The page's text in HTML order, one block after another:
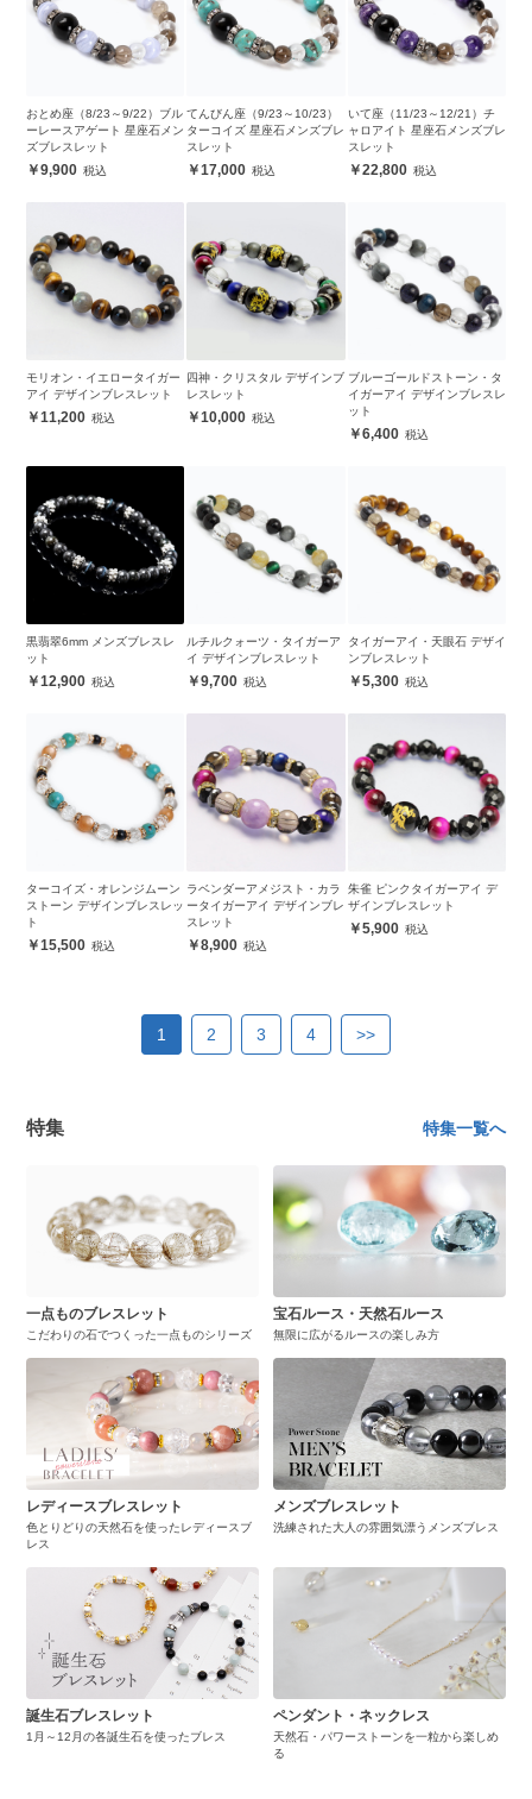
おとめ座（8/23～9/22）ブル
ーレースアゲート 星座石メン
ズブレスレット
9,900
てんびん座（9/23～10/23）
ターコイズ 星座石メンズブレ
スレット
17,000
いて座（11/23～12/21）チ
ャロアイト 星座石メンズブレ
スレット
22,800
モリオン・イエロータイガー
アイ デザインブレスレット
11,200
四神・クリスタル デザインブ
レスレット
10,000
ブルーゴールドストーン・タ
イガーアイ デザインブレスレ
ット
6,400
黒翡翠6mm メンズブレスレ
ット
12,900
ルチルクォーツ・タイガーア
イ デザインブレスレット
9,700
タイガーアイ・天眼石 デザイ
ンブレスレット
5,300
ターコイズ・オレンジムーン
ストーン デザインブレスレッ
ト
15,500
ラベンダーアメジスト・カラ
ータイガーアイ デザインブレ
スレット
8,900
朱雀 ピンクタイガーアイ デ
ザインブレスレット
5,900
1 2 3 4 >>
特集 特集一覧へ
一点ものブレスレット
こだわりの石でつくった一点ものシリーズ
宝石ルース・天然石ルース
無限に広がるルースの楽しみ方
レディースブレスレット
色とりどりの天然石を使ったレディースブ
レス
メンズブレスレット
洗練された大人の雰囲気漂うメンズブレス
誕生石ブレスレット
1月～12月の各誕生石を使ったブレス
ペンダント・ネックレス
天然石・パワーストーンを一粒から楽しめ
る